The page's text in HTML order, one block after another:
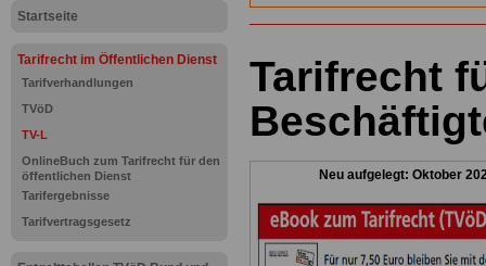
Startseite
Tarifrecht im Öffentlichen Dienst
Tarifverhandlungen
TVöD
TV-L
OnlineBuch zum Tarifrecht für den
öffentlichen Dienst
Tarifergebnisse
Tarifvertragsgesetz
Tarifrecht
Neu aufgelegt: Oktober